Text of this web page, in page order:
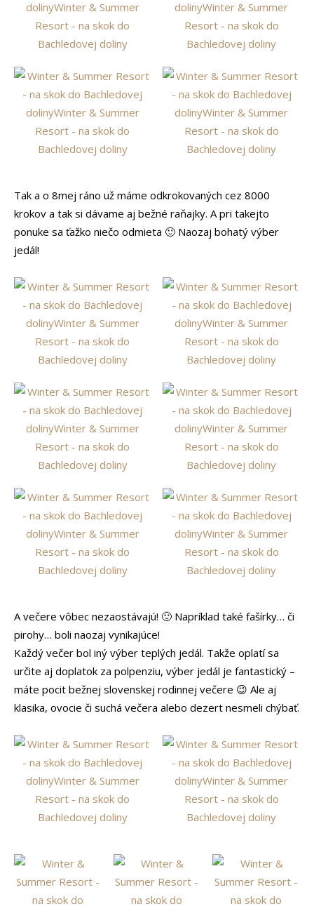
Tak a o 8mej ráno už máme odkrokovaných cez 8000
krokov a tak si dávame aj bežné raňajky. A pri takejto
ponuke sa ťažko niečo odmieta 🙂 Naozaj bohatý výber
jedál!
A večere vôbec nezaostávajú! 🙂 Napríklad také fašírky… či
pirohy… boli naozaj vynikajúce!
Každý večer bol iný výber teplých jedál. Takže oplatí sa
určite aj doplatok za polpenziu, výber jedál je fantastický –
máte pocit bežnej slovenskej rodinnej večere 😉 Ale aj
klasika, ovocie či suchá večera alebo dezert nesmeli chýbať.